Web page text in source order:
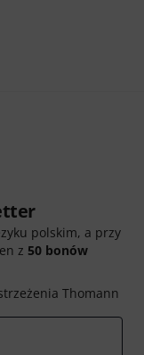
polskim, a przy
z 50 bonów
Thomann